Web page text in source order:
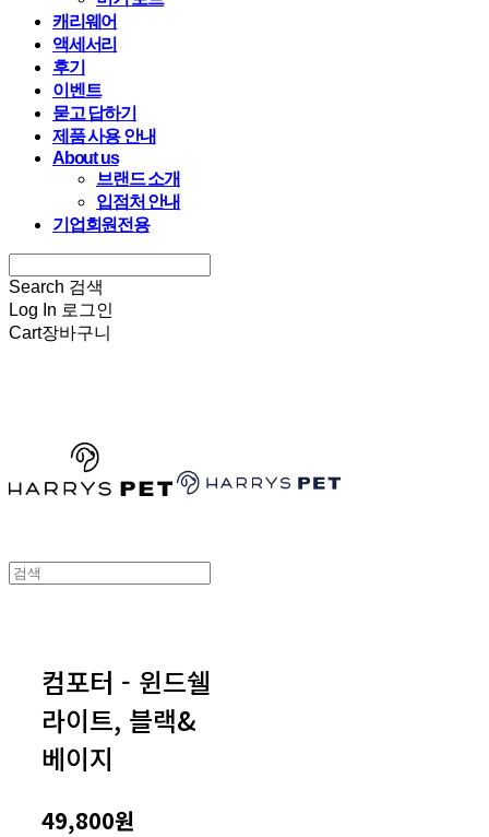
캐리웨어
액세서리
후기
이벤트
묻고 답하기
제품 사용 안내
About us
브랜드 소개
입점처 안내
기업회원전용
Search 검색
Log In 로그인
Cart장바구니
컴포터 - 윈드쉘
라이트, 블랙&
베이지
49,800원